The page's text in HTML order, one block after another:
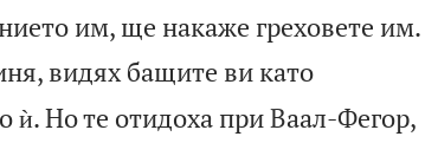
им, ще накаже греховете им.
видях бащите ви като
ѝ. Но те отидоха при Ваал-Фегор,